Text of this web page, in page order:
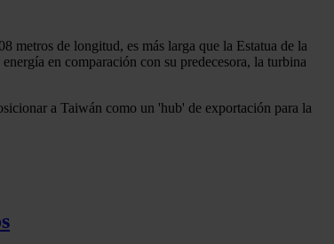
metros de longitud, es más larga que la Estatua de la
en comparación con su predecesora, la turbina
a Taiwán como un 'hub' de exportación para la